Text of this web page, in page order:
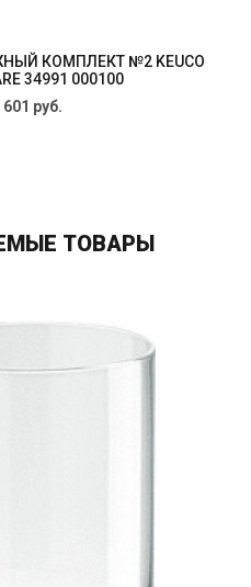
КОМПЛЕКТ №2 KEUCO
34991 000100
руб.
ТОВАРЫ